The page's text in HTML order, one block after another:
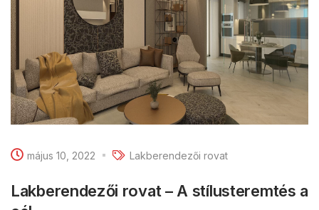
május 10, 2022 Lakberendezői rovat
Lakberendezői rovat – A stílusteremtés a